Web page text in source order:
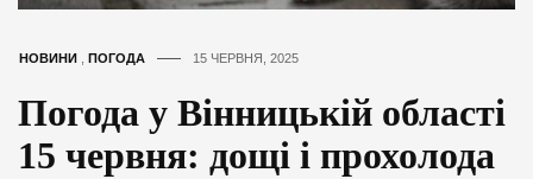
НОВИНИ ПОГОДА 15 ЧЕРВНЯ, 2025
Погода у Вінницькій області
15 червня: дощі і прохолода